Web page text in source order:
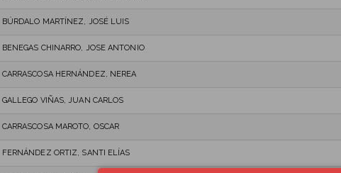
BÚRDALO MARTÍNEZ, JOSÉ LUIS
BENEGAS CHINARRO, JOSE ANTONIO
CARRASCOSA HERNÁNDEZ, NEREA
GALLEGO VIÑAS, JUAN CARLOS
CARRASCOSA MAROTO, OSCAR
FERNÁNDEZ ORTIZ, SANTI ELÍAS